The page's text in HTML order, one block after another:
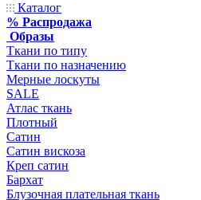
Каталог
% Распродажа
Образы
Ткани по типу
Ткани по назначению
Мерные лоскуты
SALE
Атлас ткань
Плотный
Сатин
Сатин вискоза
Креп сатин
Бархат
Блузочная плательная ткань